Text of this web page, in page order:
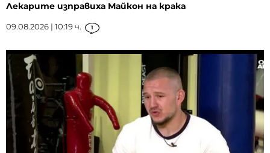
Лекарите изправиха Майкон на крака
09.08.2026 | 10:19 ч. 1